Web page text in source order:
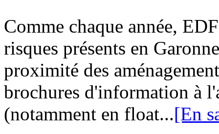
Comme chaque année,
risques présents en
proximité des
brochures d'information à
(notamment en float...[En